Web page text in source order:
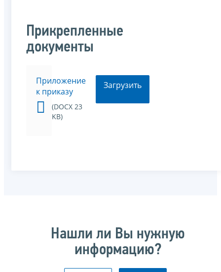
Прикрепленные
документы
Приложение
к приказу
(DOCX 23
KB)
Загрузить
Нашли ли Вы нужную
информацию?